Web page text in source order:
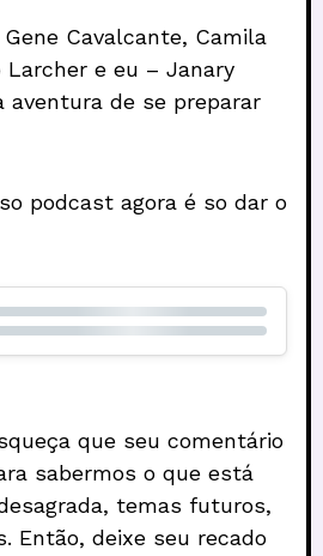
Cavalcante, Camila
Larcher e eu – Janary
aventura de se preparar
podcast agora é so dar o
que seu comentário
sabermos o que está
temas futuros,
Então, deixe seu recado